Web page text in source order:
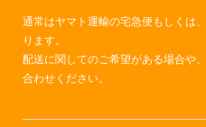
通常はヤマト運輸の宅急便もしくは
ります。
配送に関してのご希望がある場合や
合わせください。